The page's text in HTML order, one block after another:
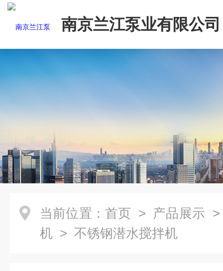
南京兰江泵业有限公司
当前位置： 首页 > 产品展示
机 > 不锈钢潜水搅拌机